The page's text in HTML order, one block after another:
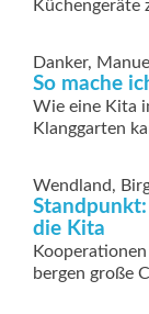
Küchengeräte
Danker,
So mache
Wie eine Kita
Klanggarten
Wendland,
die Kita
bergen große